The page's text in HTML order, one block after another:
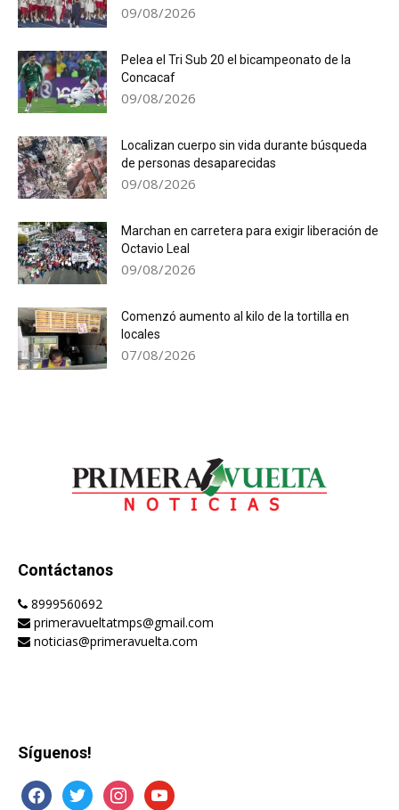
09/08/2026
Pelea el Tri Sub 20 el bicampeonato de la
Concacaf
09/08/2026
Localizan cuerpo sin vida durante búsqueda
de personas desaparecidas
09/08/2026
Marchan en carretera para exigir liberación de
Octavio Leal
09/08/2026
Comenzó aumento al kilo de la tortilla en
locales
07/08/2026
Contáctanos
8999560692
primeravueltatmps@gmail.com
noticias@primeravuelta.com
Síguenos!
facebooktwitter instagramyoutube